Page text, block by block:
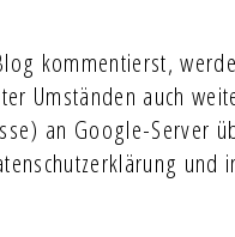
kommentierst,
Umständen auch
an Google-Server
und